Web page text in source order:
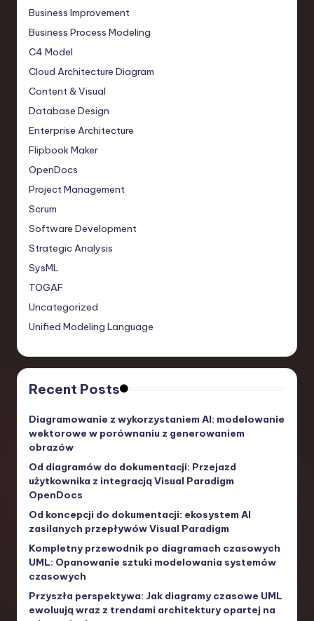
Business Improvement
Business Process Modeling
C4 Model
Cloud Architecture Diagram
Content & Visual
Database Design
Enterprise Architecture
Flipbook Maker
OpenDocs
Project Management
Scrum
Software Development
Strategic Analysis
SysML
TOGAF
Uncategorized
Unified Modeling Language
Recent Posts
Diagramowanie z wykorzystaniem AI: modelowanie
wektorowe w porównaniu z generowaniem
obrazów
Od diagramów do dokumentacji: Przejazd
użytkownika z integracją Visual Paradigm
OpenDocs
Od koncepcji do dokumentacji: ekosystem AI
zasilanych przepływów Visual Paradigm
Kompletny przewodnik po diagramach czasowych
UML: Opanowanie sztuki modelowania systemów
czasowych
Przyszła perspektywa: Jak diagramy czasowe UML
ewoluują wraz z trendami architektury opartej na